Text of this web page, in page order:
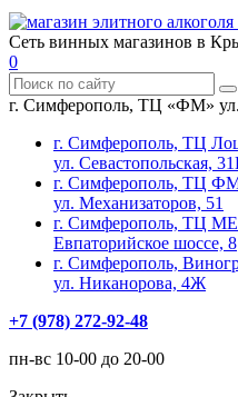
Сеть винных магазинов в
0
г. Симферополь, ТЦ «ФМ» ул.
г. Симферополь, ТЦ
ул. Севастопольская,
г. Симферополь, ТЦ
ул. Механизаторов, 51
г. Симферополь, ТЦ
Евпаторийское шоссе, 8
г. Симферополь,
ул. Никанорова, 4Ж
+7 (978) 272-92-48
пн-вс 10-00 до 20-00